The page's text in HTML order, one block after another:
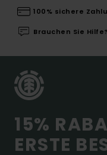
100% sichere
Brauchen Sie Hilfe?
15%
ERSTE